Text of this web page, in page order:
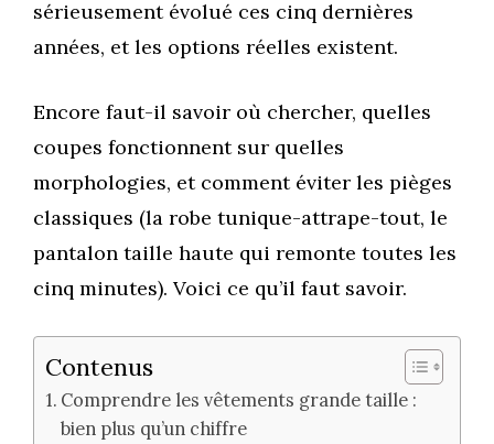
sérieusement évolué ces cinq dernières
années, et les options réelles existent.
Encore faut-il savoir où chercher, quelles
coupes fonctionnent sur quelles
morphologies, et comment éviter les pièges
classiques (la robe tunique-attrape-tout, le
pantalon taille haute qui remonte toutes les
cinq minutes). Voici ce qu’il faut savoir.
Contenus
Comprendre les vêtements grande taille :
bien plus qu’un chiffre